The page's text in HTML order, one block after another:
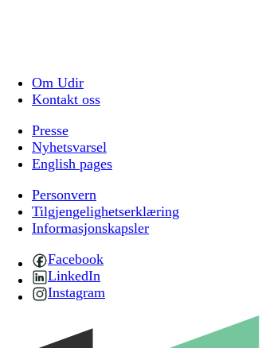
Om Udir
Kontakt oss
Presse
Nyhetsvarsel
English pages
Personvern
Tilgjengelighetserklæring
Informasjonskapsler
Facebook
LinkedIn
Instagram